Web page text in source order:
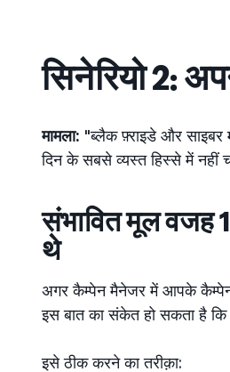
सिनेरियो 2:
मामला: "ब्लैक फ़्राइडे और साइबर
दिन के सबसे व्यस्त हिस्से में नहीं
संभावित मूल वजह
थे
अगर कैम्पेन मैनेजर में आपके कैम्पेन
इस बात का संकेत हो सकता है
इसे ठीक करने का तरीक़ा: